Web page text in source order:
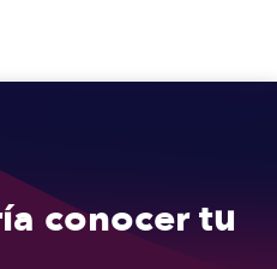
conocer tu